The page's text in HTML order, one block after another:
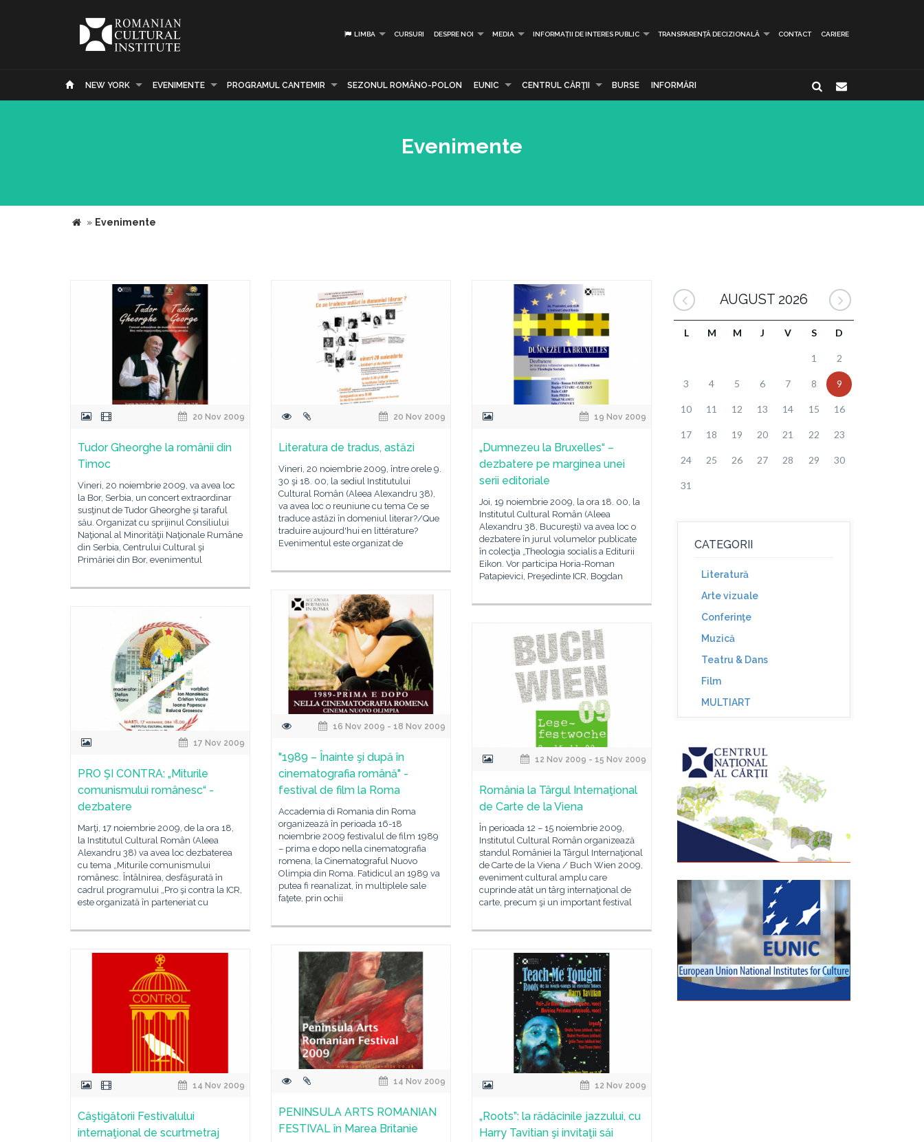
LIMBA CURSURI DESPRE NOI MEDIA INFORMAȚII DE INTERES PUBLIC TRANSPARENȚĂ DECIZIONALĂ CONTACT CARIERE
NEW YORK EVENIMENTE PROGRAMUL CANTEMIR SEZONUL ROMÂNO-POLON EUNIC CENTRUL CĂRŢII BURSE INFORMĂRI
Evenimente
» Evenimente
20 Nov 2009
Tudor Gheorghe la românii din
Timoc
Vineri, 20 noiembrie 2009, va avea loc
la Bor, Serbia, un concert extraordinar
susţinut de Tudor Gheorghe şi taraful
său. Organizat cu sprijinul Consiliului
Naţional al Minorităţii Naţionale Rumâne
din Serbia, Centrului Cultural şi
Primăriei din Bor, evenimentul
20 Nov 2009
Literatura de tradus, astăzi
Vineri, 20 noiembrie 2009, între orele 9.
30 şi 18. 00, la sediul Institutului
Cultural Român (Aleea Alexandru 38),
va avea loc o reuniune cu tema Ce se
traduce astăzi în domeniul literar?/Que
traduire aujourd'hui en littérature?
Evenimentul este organizat de
19 Nov 2009
„Dumnezeu la Bruxelles“ –
dezbatere pe marginea unei
serii editoriale
Joi, 19 noiembrie 2009, la ora 18. 00, la
Institutul Cultural Român (Aleea
Alexandru 38, Bucureşti) va avea loc o
dezbatere în jurul volumelor publicate
în colecţia „Theologia socialis a Editurii
Eikon. Vor participa Horia-Roman
Patapievici, Preşedinte ICR, Bogdan
16 Nov 2009 - 18 Nov 2009
"1989 – Înainte şi după în
cinematografia română" -
festival de film la Roma
Accademia di Romania din Roma
organizează în perioada 16-18
noiembrie 2009 festivalul de film 1989
– prima e dopo nella cinematografia
romena, la Cinematograful Nuovo
Olimpia din Roma. Fatidicul an 1989 va
putea fi reanalizat, în multiplele sale
faţete, prin ochii
17 Nov 2009
PRO ŞI CONTRA: „Miturile
comunismului românesc“ -
dezbatere
Marţi, 17 noiembrie 2009, de la ora 18,
la Institutul Cultural Român (Aleea
Alexandru 38) va avea loc dezbaterea
cu tema „Miturile comunismului
românesc. Întâlnirea, desfăşurată în
cadrul programului „Pro şi contra la ICR,
este organizată în parteneriat cu
12 Nov 2009 - 15 Nov 2009
România la Târgul Internaţional
de Carte de la Viena
În perioada 12 – 15 noiembrie 2009,
Institutul Cultural Român organizează
standul României la Târgul Internaţional
de Carte de la Viena / Buch Wien 2009,
eveniment cultural amplu care
cuprinde atât un târg internaţional de
carte, precum şi un important festival
14 Nov 2009
PENINSULA ARTS ROMANIAN
FESTIVAL în Marea Britanie
14 Nov 2009
Câştigătorii Festivalului
internaţional de scurtmetraj
12 Nov 2009
„Roots”: la rădăcinile jazzului, cu
Harry Tavitian şi invitaţii săi
AUGUST 2026
L M M J V S D
1 2
3 4 5 6 7 8 9
10 11 12 13 14 15 16
17 18 19 20 21 22 23
24 25 26 27 28 29 30
31
CATEGORII
Literatură
Arte vizuale
Conferinţe
Muzică
Teatru & Dans
Film
MULTIART